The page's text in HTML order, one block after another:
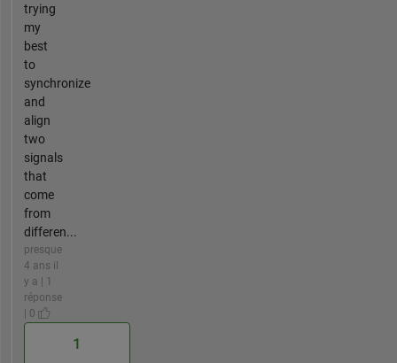
trying
my
best
to
synchronize
and
align
two
signals
that
come
from
differen...
presque
4 ans il
y a | 1
réponse
| 0
1